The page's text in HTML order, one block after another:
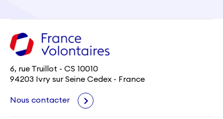
6, rue Truillot - CS 10010
94203 Ivry sur Seine Cedex - France
Nous contacter